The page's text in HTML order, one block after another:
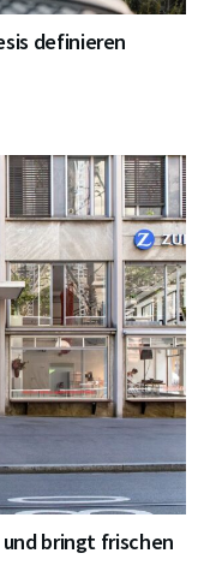
definieren
bringt frischen